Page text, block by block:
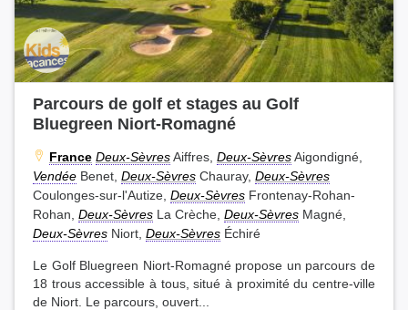
Parcours de golf et stages au Golf
Bluegreen Niort-Romagné
France Deux-SèvresAiffres, Deux-SèvresAigondigné,
Vendée Benet, Deux-Sèvres Chauray, Deux-Sèvres
Coulonges-sur-l'Autize, Deux-Sèvres Frontenay-Rohan-
Rohan, Deux-Sèvres La Crèche, Deux-Sèvres Magné,
Deux-Sèvres Niort, Deux-Sèvres Échiré
Le Golf Bluegreen Niort-Romagné propose un parcours de
18 trous accessible à tous, situé à proximité du centre-ville
de Niort. Le parcours, ouvert...